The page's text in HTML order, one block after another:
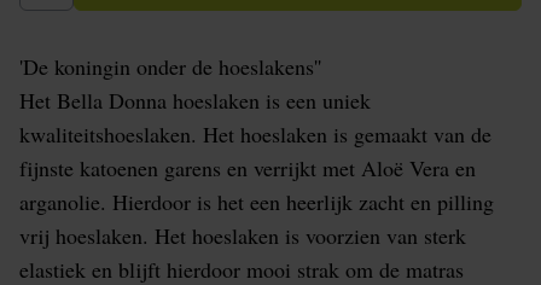
'De koningin onder de hoeslakens''
Het Bella Donna hoeslaken is een uniek
kwaliteitshoeslaken. Het hoeslaken is gemaakt van de
fijnste katoenen garens en verrijkt met Aloë Vera en
arganolie. Hierdoor is het een heerlijk zacht en pilling
vrij hoeslaken. Het hoeslaken is voorzien van sterk
elastiek en blijft hierdoor mooi strak om de matras